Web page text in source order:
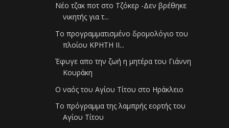
Νέο τζακ ποτ στο Τζόκερ -Δεν βρέθηκε
νικητής για τ...
Το προγραμματισμένο δρομολόγιο του
πλοίου ΚΡΗΤΗ ΙΙ...
Έφυγε απο την ζωή η μητέρα του Γιάννη
Κουράκη
Ο ναός του Αγίου Τίτου στο Ηράκλειο
Το πρόγραμμα της λαμπρής εορτής του
Αγίου Τίτου